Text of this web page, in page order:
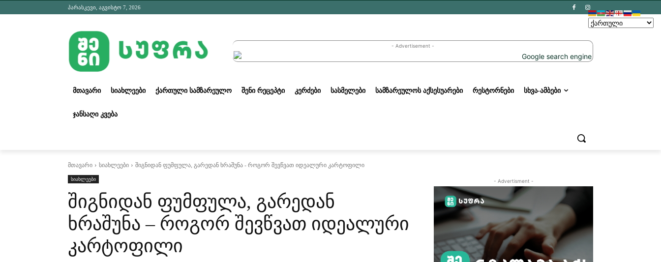
პარასკევი, აგვისტო 7, 2026
- Advertisement -
ᲛᲗᲐᲕᲐᲠᲘ ᲡᲘᲐᲮᲚᲔᲔᲑᲘ ᲥᲐᲠᲗᲣᲚᲘ ᲡᲐᲛᲖᲐᲠᲔᲣᲚᲝ ᲨᲔᲜᲘ ᲠᲔᲪᲔᲞᲢᲘ ᲙᲔᲠᲫᲔᲑᲘ ᲡᲐᲡᲛᲔᲚᲔᲑᲘ ᲡᲐᲛᲖᲐᲠᲔᲣᲚᲝᲡ ᲐᲥᲡᲔᲡᲣᲐᲠᲔᲑᲘ ᲠᲔᲡᲢᲝᲠᲜᲔᲑᲘ ᲡᲮᲕᲐ-ᲐᲛᲑᲔᲑᲘ
ᲯᲐᲜᲡᲐᲦᲘ ᲙᲕᲔᲑᲐ
მთავარი სიახლეები
შიგნიდან ფუმფულა, გარედან ხრაშუნა - როგორ შევწვათ იდეალური კარტოფილი
სიახლეები
შიგნიდან ფუმფულა, გარედან
ხრაშუნა – როგორ შევწვათ იდეალური
კარტოფილი
- Advertisment -